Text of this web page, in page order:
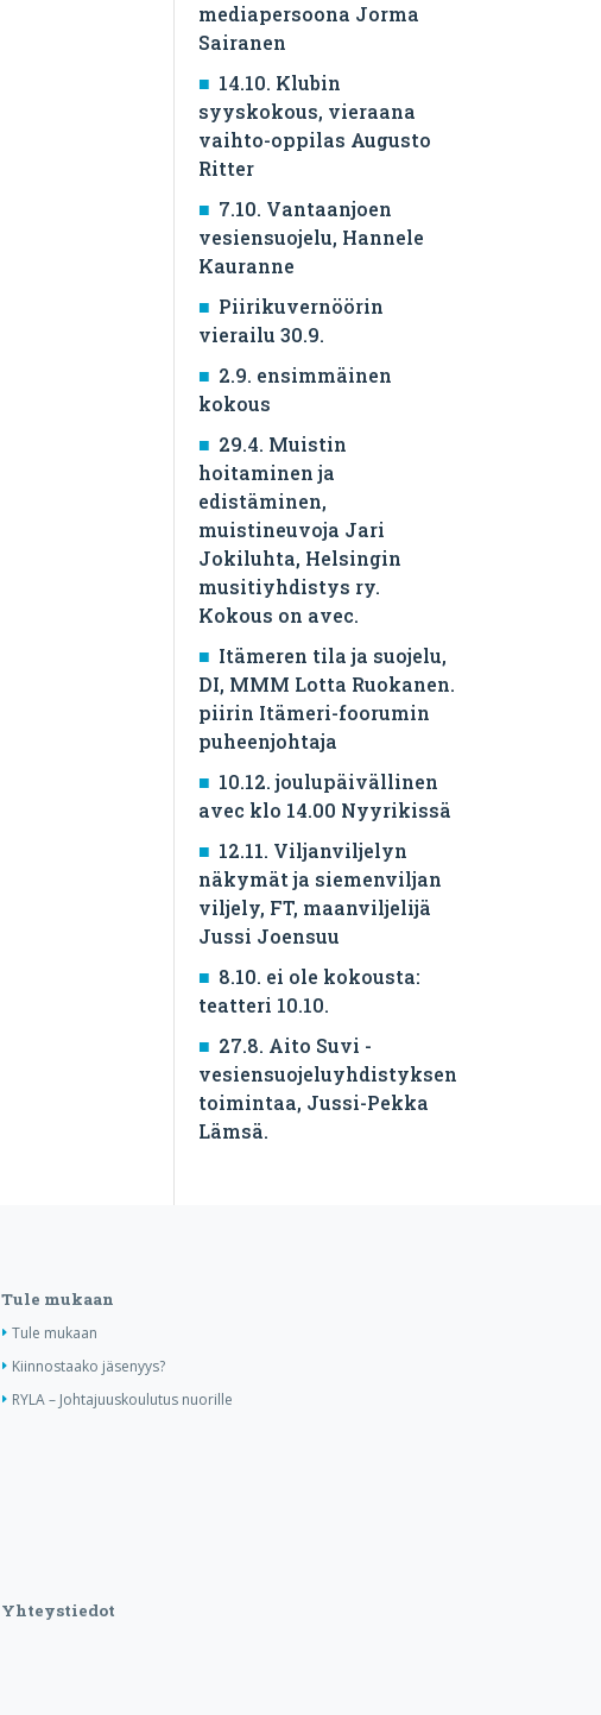
mediapersoona Jorma
Sairanen
14.10. Klubin
syyskokous, vieraana
vaihto-oppilas Augusto
Ritter
7.10. Vantaanjoen
vesiensuojelu, Hannele
Kauranne
Piirikuvernöörin
vierailu 30.9.
2.9. ensimmäinen
kokous
29.4. Muistin
hoitaminen ja
edistäminen,
muistineuvoja Jari
Jokiluhta, Helsingin
musitiyhdistys ry.
Kokous on avec.
Itämeren tila ja suojelu,
DI, MMM Lotta Ruokanen.
piirin Itämeri-foorumin
puheenjohtaja
10.12. joulupäivällinen
avec klo 14.00 Nyyrikissä
12.11. Viljanviljelyn
näkymät ja siemenviljan
viljely, FT, maanviljelijä
Jussi Joensuu
8.10. ei ole kokousta:
teatteri 10.10.
27.8. Aito Suvi -
vesiensuojeluyhdistyksen
toimintaa, Jussi-Pekka
Lämsä.
Tule mukaan
Tule mukaan
Kiinnostaako jäsenyys?
RYLA – Johtajuuskoulutus nuorille
Yhteystiedot